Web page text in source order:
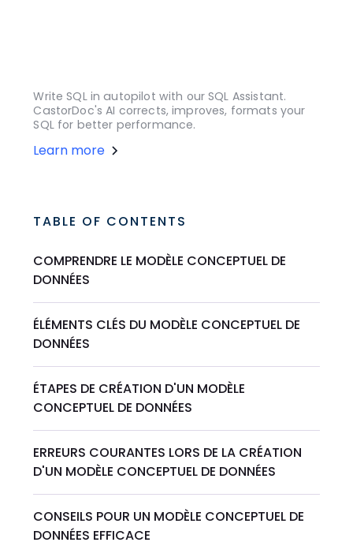
Write SQL in autopilot with our SQL Assistant.
CastorDoc's AI corrects, improves, formats your
SQL for better performance.
Learn more
TABLE OF CONTENTS
COMPRENDRE LE MODÈLE CONCEPTUEL DE
DONNÉES
ÉLÉMENTS CLÉS DU MODÈLE CONCEPTUEL DE
DONNÉES
ÉTAPES DE CRÉATION D'UN MODÈLE
CONCEPTUEL DE DONNÉES
ERREURS COURANTES LORS DE LA CRÉATION
D'UN MODÈLE CONCEPTUEL DE DONNÉES
CONSEILS POUR UN MODÈLE CONCEPTUEL DE
DONNÉES EFFICACE